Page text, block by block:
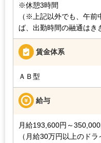
※休憩3時間
（※上記以外でも、午前
ば、出勤時間の融通はき
賃金体系
ＡＢ型
給与
月給193,600円～
（月給30万円以上のド